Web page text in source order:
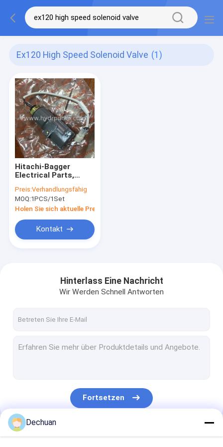
Ex120 High Speed Solenoid Valve (1)
Hitachi-Bagger
Electrical Parts,
EX120 EX200
Preis:Verhandlungsfähig
MOQ:1PCS/1Set
Holen Sie sich aktuelle Preis
Kontakt
Hinterlass Eine Nachricht
Wir Werden Schnell Antworten
Fortsetzen
Unsere Kategorien
Dechuan